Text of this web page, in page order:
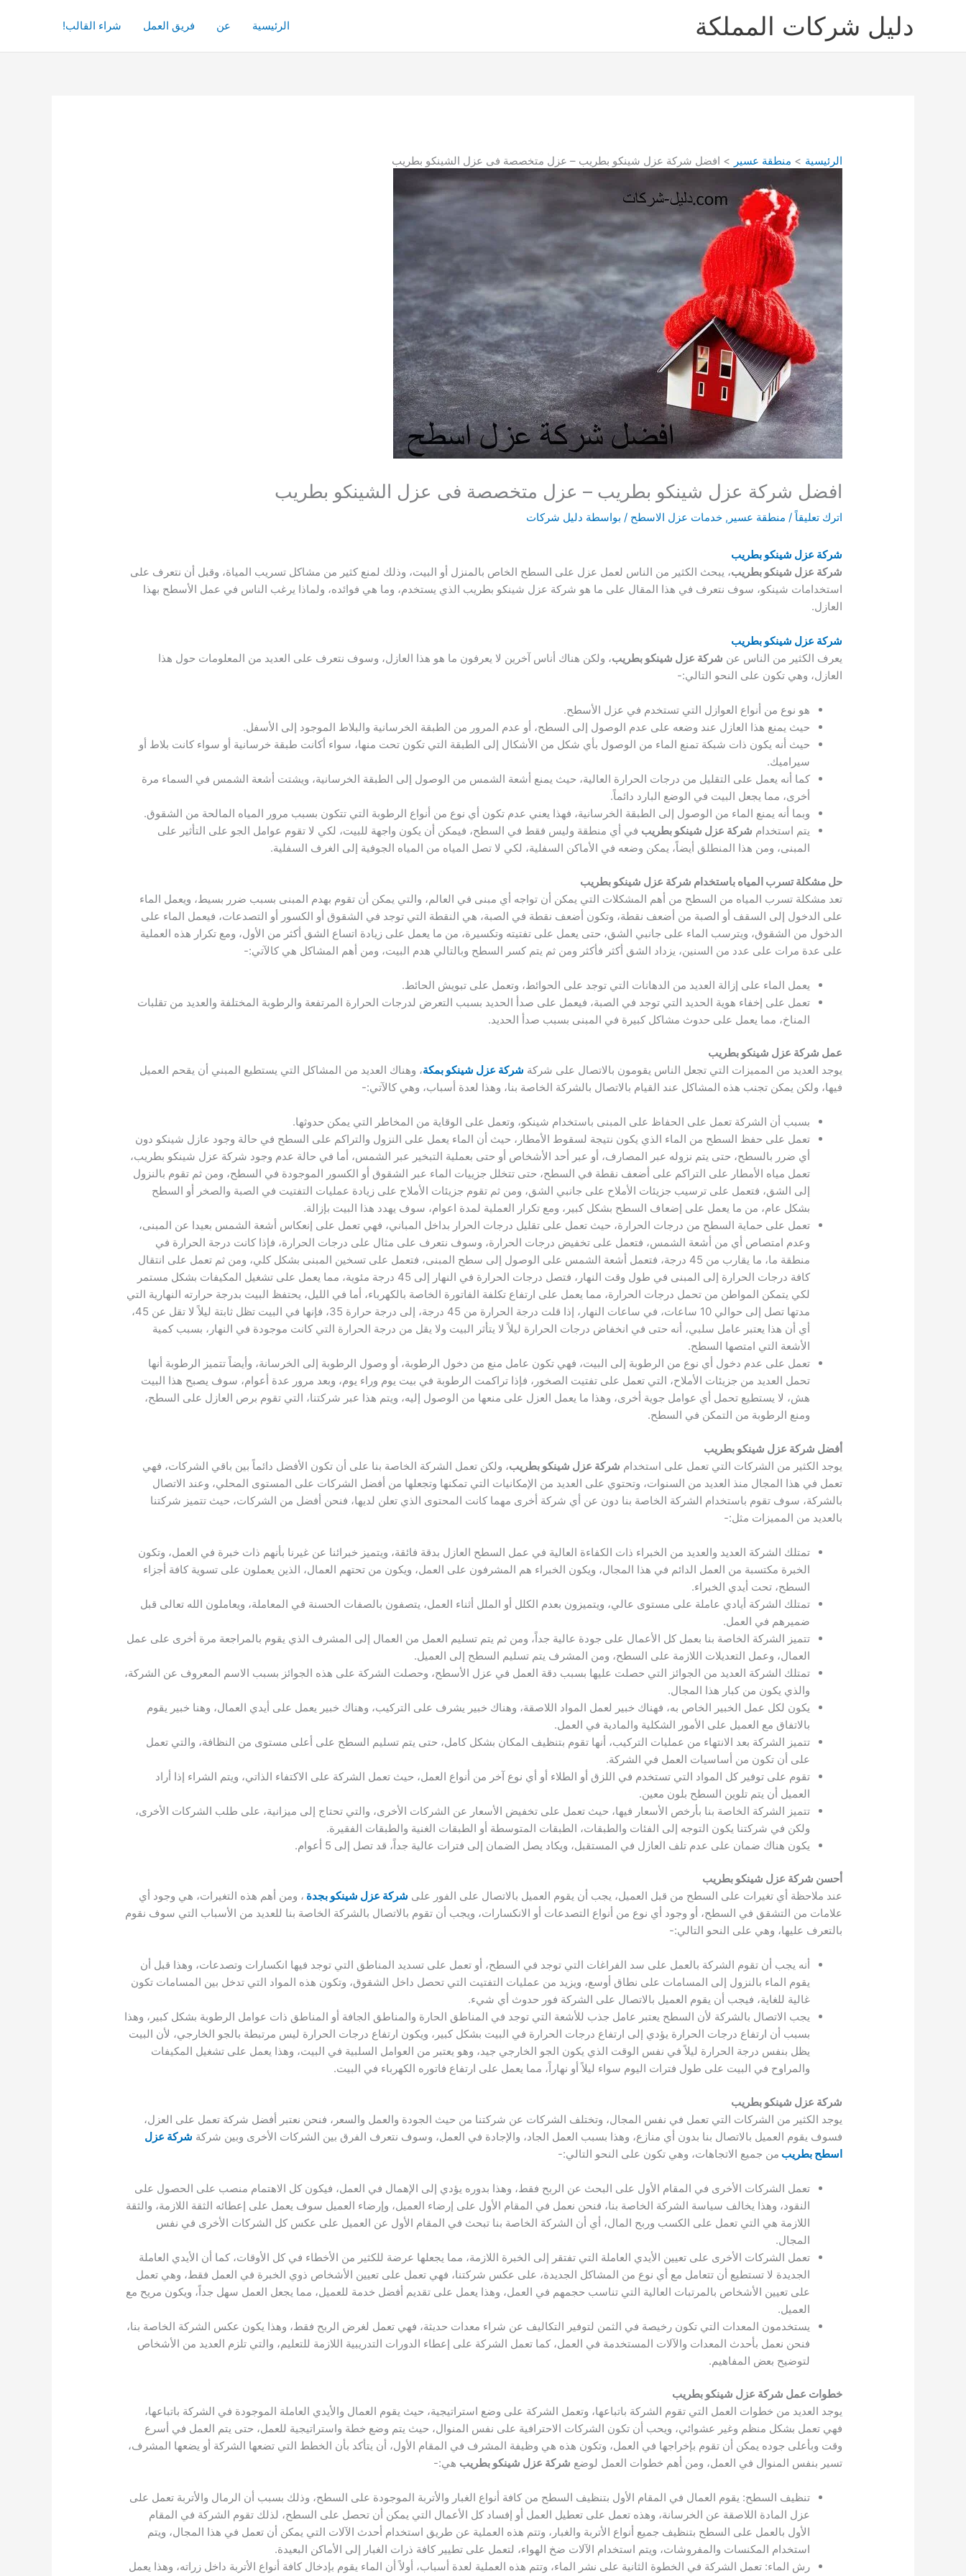
دليل شركات المملكة الرئيسية عن فريق العمل شراء القالب!
الرئيسية منطقة عسير افضل شركة عزل شينكو بطريب – عزل متخصصة فى عزل الشينكو بطريب
افضل شركة عزل شينكو بطريب – عزل متخصصة فى عزل الشينكو بطريب
اترك تعليقاً / منطقة عسير ,خدمات عزل الاسطح / بواسطة دليل شركات
شركة عزل شينكو بطريب
شركة عزل شينكو بطريب، يبحث الكثير من الناس لعمل عزل على السطح الخاص بالمنزل أو البيت، وذلك لمنع كثير من مشاكل تسريب المياة، وقبل أن نتعرف على
استخدامات شينكو، سوف نتعرف في هذا المقال على ما هو شركة عزل شينكو بطريب الذي يستخدم، وما هي فوائده، ولماذا يرغب الناس في عمل الأسطح بهذا
العازل.
شركة عزل شينكو بطريب
يعرف الكثير من الناس عن شركة عزل شينكو بطريب، ولكن هناك أناس آخرين لا يعرفون ما هو هذا العازل، وسوف نتعرف على العديد من المعلومات حول هذا
العازل، وهي تكون على النحو التالي:-
هو نوع من أنواع العوازل التي تستخدم في عزل الأسطح.
حيث يمنع هذا العازل عند وضعه على عدم الوصول إلى السطح، أو عدم المرور من الطبقة الخرسانية والبلاط الموجود إلى الأسفل.
حيث أنه يكون ذات شبكة تمنع الماء من الوصول بأي شكل من الأشكال إلى الطبقة التي تكون تحت منها، سواء أكانت طبقة خرسانية أو سواء كانت بلاط أو
سيراميك.
كما أنه يعمل على التقليل من درجات الحرارة العالية، حيث يمنع أشعة الشمس من الوصول إلى الطبقة الخرسانية، ويشتت أشعة الشمس في السماء مرة
أخرى، مما يجعل البيت في الوضع البارد دائماً.
وبما أنه يمنع الماء من الوصول إلى الطبقة الخرسانية، فهذا يعني عدم تكون أي نوع من أنواع الرطوبة التي تتكون بسبب مرور المياه المالحة من الشقوق.
يتم استخدام شركة عزل شينكو بطريب في أي منطقة وليس فقط في السطح، فيمكن أن يكون واجهة للبيت، لكي لا تقوم عوامل الجو على التأثير على
المبنى، ومن هذا المنطلق أيضاً، يمكن وضعه في الأماكن السفلية، لكي لا تصل المياه من المياه الجوفية إلى الغرف السفلية.
حل مشكلة تسرب المياه باستخدام شركة عزل شينكو بطريب
تعد مشكلة تسرب المياه من السطح من أهم المشكلات التي يمكن أن تواجه أي مبنى في العالم، والتي يمكن أن تقوم بهدم المبنى بسبب ضرر بسيط، ويعمل الماء
على الدخول إلى السقف أو الصبة من أضعف نقطة، وتكون أضعف نقطة في الصبة، هي النقطة التي توجد في الشقوق أو الكسور أو التصدعات، فيعمل الماء على
الدخول من الشقوق، ويترسب الماء على جانبي الشق، حتى يعمل على تفتيته وتكسيرة، من ما يعمل على زيادة اتساع الشق أكثر من الأول، ومع تكرار هذه العملية
على عدة مرات على عدد من السنين، يزداد الشق أكثر فأكثر ومن ثم يتم كسر السطح وبالتالي هدم البيت، ومن أهم المشاكل هي كالآتي:-
يعمل الماء على إزالة العديد من الدهانات التي توجد على الحوائط، وتعمل على تبويش الحائط.
تعمل على إخفاء هوية الحديد التي توجد في الصبة، فيعمل على صدأ الحديد بسبب التعرض لدرجات الحرارة المرتفعة والرطوبة المختلفة والعديد من تقلبات
المناخ، مما يعمل على حدوث مشاكل كبيرة في المبنى بسبب صدأ الحديد.
عمل شركة عزل شينكو بطريب
يوجد العديد من المميزات التي تجعل الناس يقومون بالاتصال على شركة شركة عزل شينكو بمكة، وهناك العديد من المشاكل التي يستطيع المبني أن يقحم العميل
فيها، ولكن يمكن تجنب هذه المشاكل عند القيام بالاتصال بالشركة الخاصة بنا، وهذا لعدة أسباب، وهي كالآتي:-
بسبب أن الشركة تعمل على الحفاظ على المبنى باستخدام شينكو، وتعمل على الوقاية من المخاطر التي يمكن حدوثها.
تعمل على حفظ السطح من الماء الذي يكون نتيجة لسقوط الأمطار، حيث أن الماء يعمل على النزول والتراكم على السطح في حالة وجود عازل شينكو دون
أي ضرر بالسطح، حتى يتم نزوله عبر المصارف، أو عبر أحد الأشخاص أو حتى بعملية التبخير عبر الشمس، أما في حالة عدم وجود شركة عزل شينكو بطريب،
تعمل مياه الأمطار على التراكم على أضعف نقطة في السطح، حتى تتخلل جزييات الماء عبر الشقوق أو الكسور الموجودة في السطح، ومن ثم تقوم بالنزول
إلى الشق، فتعمل على ترسيب جزيئات الأملاح على جانبي الشق، ومن ثم تقوم جزيئات الأملاح على زيادة عمليات التفتيت في الصبة والصخر أو السطح
بشكل عام، من ما يعمل على إضعاف السطح بشكل كبير، ومع تكرار العملية لمدة اعوام، سوف يهدد هذا البيت بإزالة.
تعمل على حماية السطح من درجات الحرارة، حيث تعمل على تقليل درجات الحرار بداخل المباني، فهي تعمل على إنعكاس أشعة الشمس بعيدا عن المبنى،
وعدم امتصاص أي من أشعة الشمس، فتعمل على تخفيض درجات الحرارة، وسوف نتعرف على مثال على درجات الحرارة، فإذا كانت درجة الحرارة في
منطقة ما، ما يقارب من 45 درجة، فتعمل أشعة الشمس على الوصول إلى سطح المبنى، فتعمل على تسخين المبنى بشكل كلي، ومن ثم تعمل على انتقال
كافة درجات الحرارة إلى المبنى في طول وقت النهار، فتصل درجات الحرارة في النهار إلى 45 درجة مئوية، مما يعمل على تشغيل المكيفات بشكل مستمر
لكي يتمكن المواطن من تحمل درجات الحرارة، مما يعمل على ارتفاع تكلفة الفاتورة الخاصة بالكهرباء، أما في الليل، يحتفظ البيت بدرجة حرارته النهارية التي
مدتها تصل إلى حوالي 10 ساعات، في ساعات النهار، إذا قلت درجة الحرارة من 45 درجة، إلى درجة حرارة 35، فإنها في البيت تظل ثابتة ليلاً لا تقل عن 45،
أي أن هذا يعتبر عامل سلبي، أنه حتى في انخفاض درجات الحرارة ليلاً لا يتأثر البيت ولا يقل من درجة الحرارة التي كانت موجودة في النهار، بسبب كمية
الأشعة التي امتصها السطح.
تعمل على عدم دخول أي نوع من الرطوبة إلى البيت، فهي تكون عامل منع من دخول الرطوبة، أو وصول الرطوبة إلى الخرسانة، وأيضاً تتميز الرطوبة أنها
تحمل العديد من جزيئات الأملاح، التي تعمل على تفتيت الصخور، فإذا تراكمت الرطوبة في بيت يوم وراء يوم، وبعد مرور عدة أعوام، سوف يصبح هذا البيت
هش، لا يستطيع تحمل أي عوامل جوية أخرى، وهذا ما يعمل العزل على منعها من الوصول إليه، ويتم هذا عبر شركتنا، التي تقوم برص العازل على السطح،
ومنع الرطوبة من التمكن في السطح.
أفضل شركة عزل شينكو بطريب
يوجد الكثير من الشركات التي تعمل على استخدام شركة عزل شينكو بطريب، ولكن تعمل الشركة الخاصة بنا على أن تكون الأفضل دائماً بين باقي الشركات، فهي
تعمل في هذا المجال منذ العديد من السنوات، وتحتوي على العديد من الإمكانيات التي تمكنها وتجعلها من أفضل الشركات على المستوى المحلي، وعند الاتصال
بالشركة، سوف تقوم باستخدام الشركة الخاصة بنا دون عن أي شركة أخرى مهما كانت المحتوى الذي تعلن لديها، فنحن أفضل من الشركات، حيث تتميز شركتنا
بالعديد من المميزات مثل:-
تمتلك الشركة العديد والعديد من الخبراء ذات الكفاءة العالية في عمل السطح العازل بدقة فائقة، ويتميز خبرائنا عن غيرنا بأنهم ذات خبرة في العمل، وتكون
الخبرة مكتسبة من العمل الدائم في هذا المجال، ويكون الخبراء هم المشرفون على العمل، ويكون من تحتهم العمال، الذين يعملون على تسوية كافة أجزاء
السطح، تحت أيدي الخبراء.
تمتلك الشركة أيادي عاملة على مستوى عالي، ويتميزون بعدم الكلل أو الملل أثناء العمل، يتصفون بالصفات الحسنة في المعاملة، ويعاملون الله تعالى قبل
ضميرهم في العمل.
تتميز الشركة الخاصة بنا بعمل كل الأعمال على جودة عالية جداً، ومن ثم يتم تسليم العمل من العمال إلى المشرف الذي يقوم بالمراجعة مرة أخرى على عمل
العمال، وعمل التعديلات اللازمة على السطح، ومن المشرف يتم تسليم السطح إلى العميل.
تمتلك الشركة العديد من الجوائز التي حصلت عليها بسبب دقة العمل في عزل الأسطح، وحصلت الشركة على هذه الجوائز بسبب الاسم المعروف عن الشركة،
والذي يكون من كبار هذا المجال.
يكون لكل عمل الخبير الخاص به، فهناك خبير لعمل المواد اللاصقة، وهناك خبير يشرف على التركيب، وهناك خبير يعمل على أيدي العمال، وهنا خبير يقوم
بالاتفاق مع العميل على الأمور الشكلية والمادية في العمل.
تتميز الشركة بعد الانتهاء من عمليات التركيب، أنها تقوم بتنظيف المكان بشكل كامل، حتى يتم تسليم السطح على أعلى مستوى من النظافة، والتي تعمل
على أن تكون من أساسيات العمل في الشركة.
تقوم على توفير كل المواد التي تستخدم في اللزق أو الطلاء أو أي نوع آخر من أنواع العمل، حيث تعمل الشركة على الاكتفاء الذاتي، ويتم الشراء إذا أراد
العميل أن يتم تلوين السطح بلون معين.
تتميز الشركة الخاصة بنا بأرخص الأسعار فيها، حيث تعمل على تخفيض الأسعار عن الشركات الأخرى، والتي تحتاج إلى ميزانية، على طلب الشركات الأخرى،
ولكن في شركتنا يكون التوجه إلى الفئات والطبقات، الطبقات المتوسطة أو الطبقات الغنية والطبقات الفقيرة.
يكون هناك ضمان على عدم تلف العازل في المستقبل، ويكاد يصل الضمان إلى فترات عالية جداً، قد تصل إلى 5 أعوام.
أحسن شركة عزل شينكو بطريب
عند ملاحظة أي تغيرات على السطح من قبل العميل، يجب أن يقوم العميل بالاتصال على الفور على شركة عزل شينكو بجدة ، ومن أهم هذه التغيرات، هي وجود أي
علامات من التشقق في السطح، أو وجود أي نوع من أنواع التصدعات أو الانكسارات، ويجب أن تقوم بالاتصال بالشركة الخاصة بنا للعديد من الأسباب التي سوف نقوم
بالتعرف عليها، وهي على النحو التالي:-
أنه يجب أن تقوم الشركة بالعمل على سد الفراغات التي توجد في السطح، أو تعمل على تسديد المناطق التي توجد فيها انكسارات وتصدعات، وهذا قبل أن
يقوم الماء بالنزول إلى المسامات على نطاق أوسع، ويزيد من عمليات التفتيت التي تحصل داخل الشقوق، وتكون هذه المواد التي تدخل بين المسامات تكون
غالية للغاية، فيجب أن يقوم العميل بالاتصال على الشركة فور حدوث أي شيء.
يجب الاتصال بالشركة لأن السطح يعتبر عامل جذب للأشعة التي توجد في المناطق الحارة والمناطق الجافة أو المناطق ذات عوامل الرطوبة بشكل كبير، وهذا
بسبب أن ارتفاع درجات الحرارة يؤدي إلى ارتفاع درجات الحرارة في البيت بشكل كبير، ويكون ارتفاع درجات الحرارة ليس مرتبطة بالجو الخارجي، لأن البيت
يظل بنفس درجة الحرارة ليلاً في نفس الوقت الذي يكون الجو الخارجي جيد، وهو يعتبر من العوامل السلبية في البيت، وهذا يعمل على تشغيل المكيفات
والمراوح في البيت على طول فترات اليوم سواء ليلاً أو نهاراً، مما يعمل على ارتفاع فاتوره الكهرباء في البيت.
شركة عزل شينكو بطريب
يوجد الكثير من الشركات التي تعمل في نفس المجال، وتختلف الشركات عن شركتنا من حيث الجودة والعمل والسعر، فنحن نعتبر أفضل شركة تعمل على العزل،
فسوف يقوم العميل بالاتصال بنا بدون أي منازع، وهذا بسبب العمل الجاد، والإجادة في العمل، وسوف نتعرف الفرق بين الشركات الأخرى وبين شركة شركة عزل
اسطح بطريب من جميع الاتجاهات، وهي تكون على النحو التالي:-
تعمل الشركات الأخرى في المقام الأول على البحث عن الربح فقط، وهذا بدوره يؤدي إلى الإهمال في العمل، فيكون كل الاهتمام منصب على الحصول على
النقود، وهذا يخالف سياسة الشركة الخاصة بنا، فنحن نعمل في المقام الأول على إرضاء العميل، وإرضاء العميل سوف يعمل على إعطائه الثقة اللازمة، والثقة
اللازمة هي التي تعمل على الكسب وربح المال، أي أن الشركة الخاصة بنا تبحث في المقام الأول عن العميل على عكس كل الشركات الأخرى في نفس
المجال.
تعمل الشركات الأخرى على تعيين الأيدي العاملة التي تفتقر إلى الخبرة اللازمة، مما يجعلها عرضة للكثير من الأخطاء في كل الأوقات، كما أن الأيدي العاملة
الجديدة لا تستطيع أن تتعامل مع أي نوع من المشاكل الجديدة، على عكس شركتنا، فهي تعمل على تعيين الأشخاص ذوي الخبرة في العمل فقط، وهي تعمل
على تعيين الأشخاص بالمرتبات العالية التي تناسب حجمهم في العمل، وهذا يعمل على تقديم أفضل خدمة للعميل، مما يجعل العمل سهل جداً، ويكون مريح مع
العميل.
يستخدمون المعدات التي تكون رخيصة في الثمن لتوفير التكاليف عن شراء معدات حديثة، فهي تعمل لغرض الربح فقط، وهذا يكون عكس الشركة الخاصة بنا،
فنحن نعمل بأحدث المعدات والآلات المستخدمة في العمل، كما تعمل الشركة على إعطاء الدورات التدريبية اللازمة للتعليم، والتي تلزم العديد من الأشخاص
لتوضيح بعض المفاهيم.
خطوات عمل شركة عزل شينكو بطريب
يوجد العديد من خطوات العمل التي تقوم الشركة باتباعها، وتعمل الشركة على وضع استراتيجية، حيث يقوم العمال والأيدي العاملة الموجودة في الشركة باتباعها،
فهي تعمل بشكل منظم وغير عشوائي، ويحب أن تكون الشركات الاحترافية على نفس المنوال، حيث يتم وضع خطة واستراتيجية للعمل، حتى يتم العمل في أسرع
وقت وبأعلى جوده يمكن أن تقوم بإخراجها في العمل، وتكون هذه هي وظيفة المشرف في المقام الأول، أن يتأكد بأن الخطط التي تضعها الشركة أو يضعها المشرف،
تسير بنفس المنوال في العمل، ومن أهم خطوات العمل لوضع شركة عزل شينكو بطريب هي:-
تنظيف السطح: يقوم العمال في المقام الأول بتنظيف السطح من كافة أنواع الغبار والأتربة الموجودة على السطح، وذلك بسبب أن الرمال والأتربة تعمل على
عزل المادة اللاصقة عن الخرسانة، وهذه تعمل على تعطيل العمل أو إفساد كل الأعمال التي يمكن أن تحصل على السطح، لذلك تقوم الشركة في المقام
الأول بالعمل على السطح بتنظيف جميع أنواع الأتربة والغبار، وتتم هذه العملية عن طريق استخدام أحدث الآلات التي يمكن أن تعمل في هذا المجال، ويتم
استخدام المكنسات والمفروشات، ويتم استخدام الآلات ضخ الهواء، لتعمل على تطيير كافة ذرات الغبار إلى الأماكن البعيدة.
رش الماء: تعمل الشركة في الخطوة الثانية على نشر الماء، وتتم هذه العملية لعدة أسباب، أولاً أن الماء يقوم بإدخال كافة أنواع الأتربة داخل زراته، وهذا يعمل